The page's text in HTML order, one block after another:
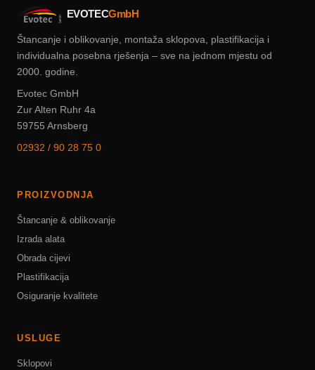
EVOTECGmbH
Štancanje i oblikovanje, montaža sklopova, plastifikacija i
individualna posebna rješenja – sve na jednom mjestu od
2000. godine.
Evotec GmbH
Zur Alten Ruhr 4a
59755 Arnsberg
02932 / 90 28 75 0
PROIZVODNJA
Štancanje & oblikovanje
Izrada alata
Obrada cijevi
Plastifikacija
Osiguranje kvalitete
USLUGE
Sklopovi